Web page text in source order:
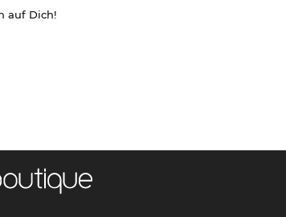
auf Dich!